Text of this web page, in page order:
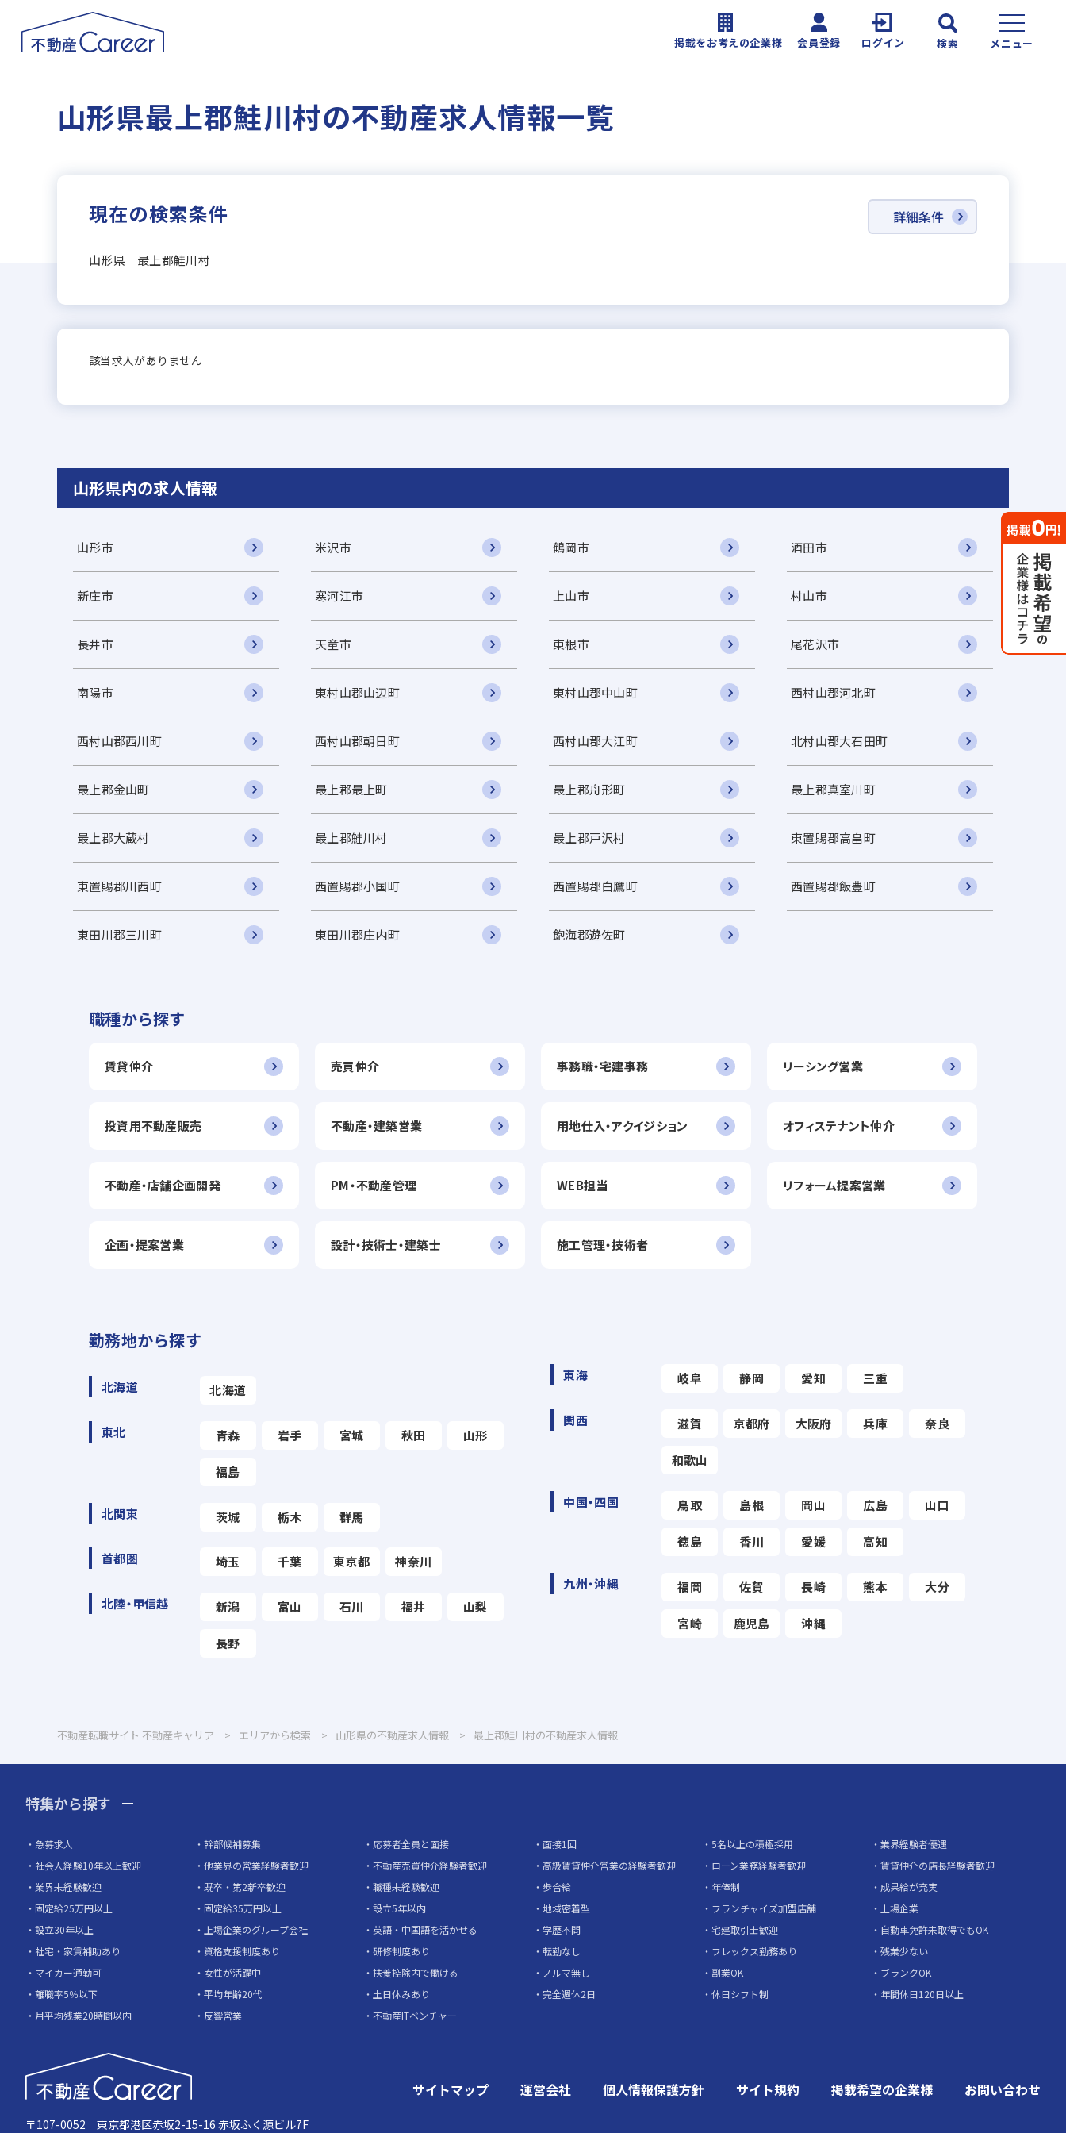
掲載をお考えの企業様 会員登録 ログイン 検索 メニュー
山形県最上郡鮭川村の不動産求人情報一覧
現在の検索条件
山形県 最上郡鮭川村
詳細条件
該当求人がありません
山形県内の求人情報
山形市 米沢市 鶴岡市 酒田市
新庄市 寒河江市 上山市 村山市
長井市 天童市 東根市 尾花沢市
南陽市 東村山郡山辺町 東村山郡中山町 西村山郡河北町
西村山郡西川町 西村山郡朝日町 西村山郡大江町 北村山郡大石田町
最上郡金山町 最上郡最上町 最上郡舟形町 最上郡真室川町
最上郡大蔵村 最上郡鮭川村 最上郡戸沢村 東置賜郡高畠町
東置賜郡川西町 西置賜郡小国町 西置賜郡白鷹町 西置賜郡飯豊町
東田川郡三川町 東田川郡庄内町 飽海郡遊佐町
職種から探す
賃貸仲介 売買仲介 事務職・宅建事務 リーシング営業
投資用不動産販売 不動産・建築営業 用地仕入・アクイジション オフィステナント仲介
不動産・店舗企画開発 PM・不動産管理 WEB担当 リフォーム提案営業
企画・提案営業 設計・技術士・建築士 施工管理・技術者
勤務地から探す
北海道 北海道
東北 青森 岩手 宮城 秋田 山形
福島
北関東 茨城 栃木 群馬
首都圏 埼玉 千葉 東京都 神奈川
北陸・甲信越 新潟 富山 石川 福井 山梨
長野
東海 岐阜 静岡 愛知 三重
関西 滋賀 京都府 大阪府 兵庫 奈良
和歌山
中国・四国 鳥取 島根 岡山 広島 山口
徳島 香川 愛媛 高知
九州・沖縄 福岡 佐賀 長崎 熊本 大分
宮崎 鹿児島 沖縄
不動産転職サイト 不動産キャリア エリアから検索 山形県の不動産求人情報 最上郡鮭川村の不動産求人情報
特集から探す
急募求人 幹部候補募集 応募者全員と面接 面接1回 5名以上の積極採用
業界経験者優遇
社会人経験10年以上歓迎
他業界の営業経験者歓迎 不動産売買仲介経験者歓迎 高級賃貸仲介営業の経験者歓迎 ローン業務経験者歓迎
賃貸仲介の店長経験者歓迎
業界未経験歓迎
既卒・第2新卒歓迎 職種未経験歓迎 歩合給 年俸制
成果給が充実
固定給25万円以上
固定給35万円以上 設立5年以内 地域密着型 フランチャイズ加盟店舗
上場企業
設立30年以上
上場企業のグループ会社 英語・中国語を活かせる 学歴不問 宅建取引士歓迎
自動車免許未取得でもOK
社宅・家賃補助あり
資格支援制度あり 研修制度あり 転勤なし フレックス勤務あり
残業少ない
マイカー通勤可
女性が活躍中 扶養控除内で働ける ノルマ無し 副業OK
ブランクOK
離職率5％以下
平均年齢20代 土日休みあり 完全週休2日 休日シフト制
年間休日120日以上
月平均残業20時間以内
反響営業 不動産ITベンチャー
サイトマップ 運営会社 個人情報保護方針 サイト規約 掲載希望の企業様 お問い合わせ
〒107-0052 東京都港区赤坂2-15-16 赤坂ふく源ビル7F